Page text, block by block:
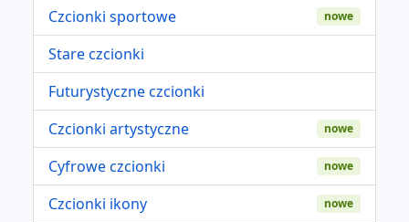
Czcionki sportowe
nowe
Stare czcionki
Futurystyczne czcionki
Czcionki artystyczne
nowe
Cyfrowe czcionki nowe
Czcionki ikony nowe